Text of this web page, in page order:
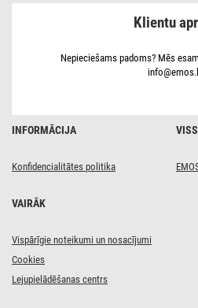
INFORMĀCIJA
Konfidencialitātes politika
VAIRĀK
Vispārīgie noteikumi un nosacījumi
Cookies
Lejupielādēšanas centrs
Klientu
Nepieciešams padoms? Mēs